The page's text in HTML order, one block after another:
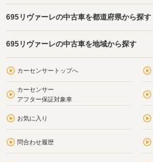
695リヴァーレの中古車を都道府県から探す
695リヴァーレの中古車を地域から探す
カーセンサートップへ
カーセンサー
アフター保証対象車
お気に入り
問合わせ履歴